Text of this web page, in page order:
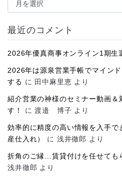
イ
ブ
最近のコメント
2026年優真商事オンライン1期生
2026年は源泉営業手帳でマイン
する に 田中麻里恵 より
紹介営業の神様のセミナー動画＆
す！
に渡邉 博子 より
効率的に精度の高い情報を入手で
産仕入れ）
に 浅井徹郎 より
折角のご縁…賃貸付けを任せても
浅井徹郎 より